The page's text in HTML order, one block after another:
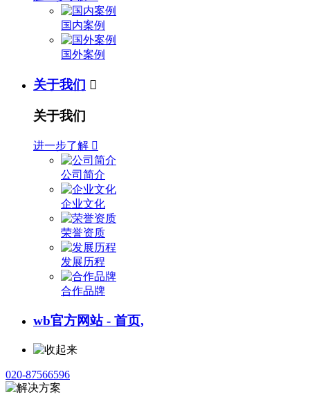
国内案例
国外案例
关于我们 
关于我们
进一步了解 
公司简介
企业文化
荣誉资质
发展历程
合作品牌
wb官方网站 - 首页,
020-87566596